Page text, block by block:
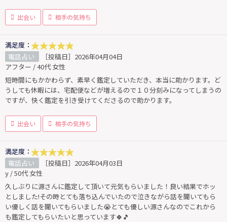
出会い 相手の気持ち
満足度：
電話占い
［投稿日］2026年04月04日
アフター / 40代 女性
短時間にもかかわらず、素早く鑑定していただき、本当に助かります。ど
うしても休暇には、宅配便などが増えるので１０分刻みになってしまうの
ですが、快く鑑定を引き受けてくださるので助かります。
出会い 相手の気持ち
満足度：
電話占い
［投稿日］2026年04月03日
y / 50代 女性
久しぶりに源さんに鑑定して頂いて元気もらいました！良い結果でホッ
としました!その時とても落ち込んでいたので泣きながら話を聞いてもら
い優しく話を聞いてもらいました😭とても優しい源さんなのでこれから
も鑑定してもらいたいと思っています🍀🎵